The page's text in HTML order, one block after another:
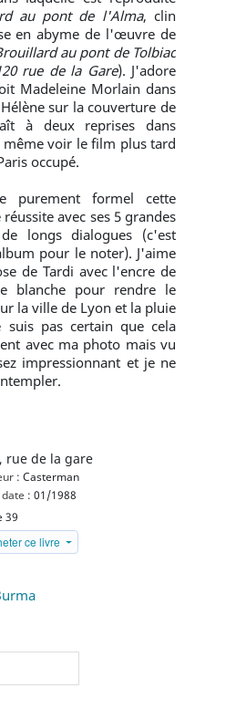
au pont de l'Alma, clin
en abyme de l'œuvre de
au pont de Tolbiac
rue de la Gare). J'adore
Madeleine Morlain dans
sur la couverture de
à deux reprises dans
voir le film plus tard
occupé.
purement formel cette
avec ses 5 grandes
longs dialogues (c'est
pour le noter). J'aime
de Tardi avec l'encre de
blanche pour rendre le
la ville de Lyon et la pluie
suis pas certain que cela
avec ma photo mais vu
impressionnant et je ne
rue de la gare
: Casterman
date : 01/1988
39
ce livre